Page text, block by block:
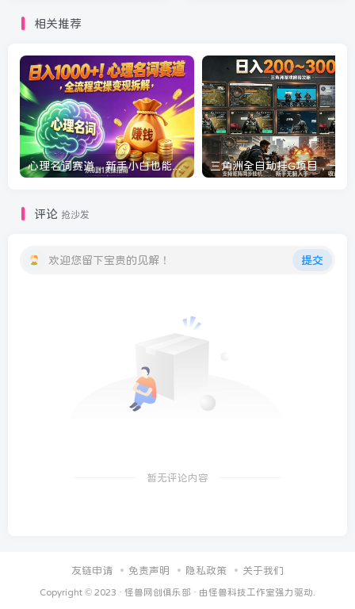
相关推荐
心理名词赛道，新手小白也能做，全流程项目拆解，单日变现1k+
评论 抢沙发
欢迎您留下宝贵的见解！ 提交
暂无评论内容
友链申请 免责声明 隐私政策 关于我们
Copyright © 2023 · 怪兽网创俱乐部 · 由怪兽科技工作室强力驱动.